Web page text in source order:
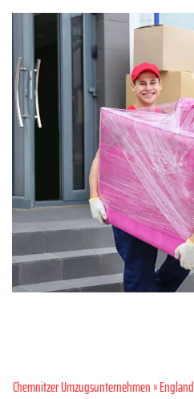
Chemnitzer Umzugsunternehmen»England